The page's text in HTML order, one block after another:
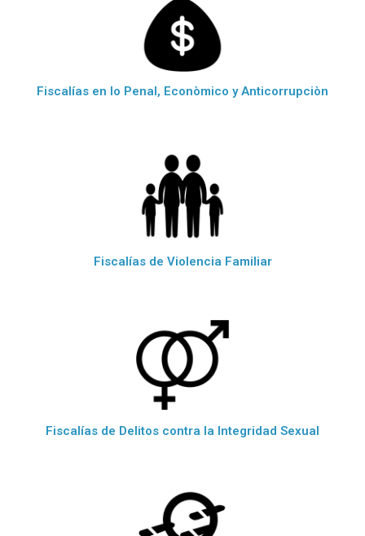
Fiscalías en lo Penal, Econòmico y Anticorrupciòn
Fiscalías de Violencia Familiar
Fiscalías de Delitos contra la Integridad Sexual